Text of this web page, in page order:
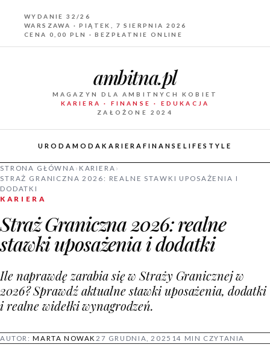
WYDANIE 32/26
WARSZAWA · PIĄTEK, 7 SIERPNIA 2026
CENA 0,00 PLN · BEZPŁATNIE ONLINE
ambitna.pl
MAGAZYN DLA AMBITNYCH KOBIET
KARIERA · FINANSE · EDUKACJA
ZAŁOŻONE 2024
URODAMODAKARIERA FINANSE LIFESTYLE
STRONA GŁÓWNA › KARIERA ›
STRAŻ GRANICZNA 2026: REALNE STAWKI UPOSAŻENIA I
DODATKI
KARIERA
Straż Graniczna 2026: realne
stawki uposażenia i dodatki
Ile naprawdę zarabia się w Straży Granicznej w
2026? Sprawdź aktualne stawki uposażenia, dodatki
i realne widełki wynagrodzeń.
AUTOR:MARTA NOWAK 27 GRUDNIA, 2025 14 MIN CZYTANIA